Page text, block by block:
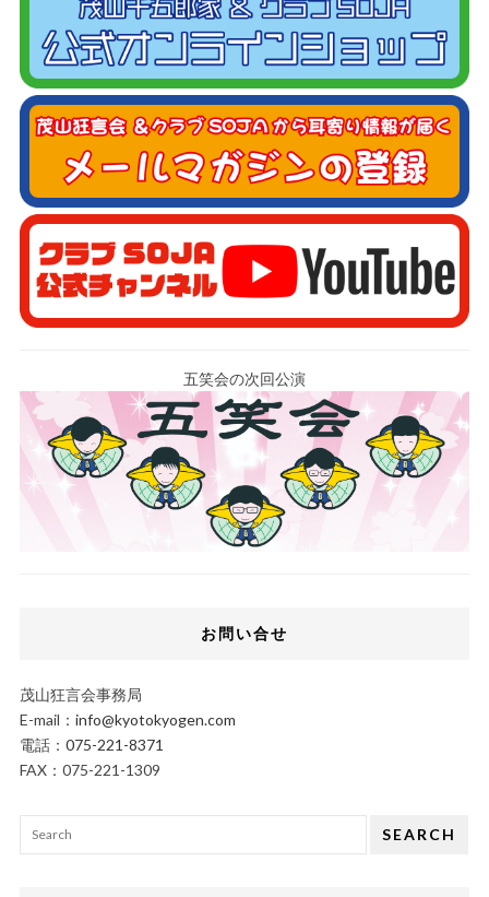
五笑会の次回公演
お問い合せ
茂山狂言会事務局
E-mail： info@kyotokyogen.com
電話： 075-221-8371
FAX：075-221-1309
SEARCH